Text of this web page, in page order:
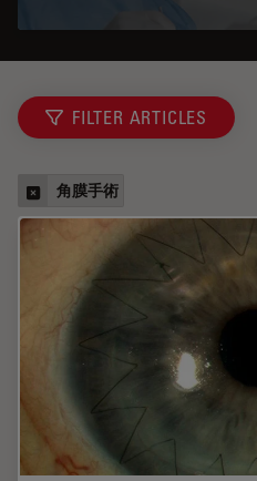
FILTER ARTICLES
角膜手術